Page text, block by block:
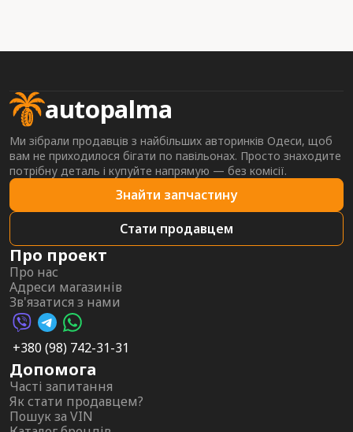
autopalma
Ми зібрали продавців з найбільших авторинків Одеси, щоб
вам не приходилося бігати по павільонах. Просто знаходите
потрібну деталь і купуйте напрямую — без комісії.
Знайти запчастину
Стати продавцем
Про проект
Про нас
Адреси магазинів
Зв'язатися з нами
Viber AutoPalma
Telegram AutoPalma
WhatsApp AutoPalma
+380 (98) 742-31-31
Допомога
Часті запитання
Як стати продавцем?
Пошук за VIN